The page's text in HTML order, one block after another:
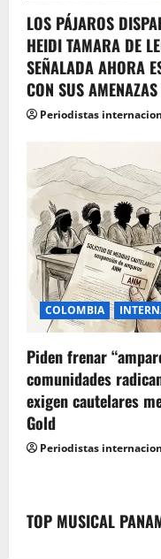
LOS PÁJAROS
HEIDI TAMARA DE
SEÑALADA AHORA
CON SUS
Periodistas
COLOMBIA
Piden frenar
comunidades
exigen cautelares
Gold
Periodistas
TOP MUSICAL